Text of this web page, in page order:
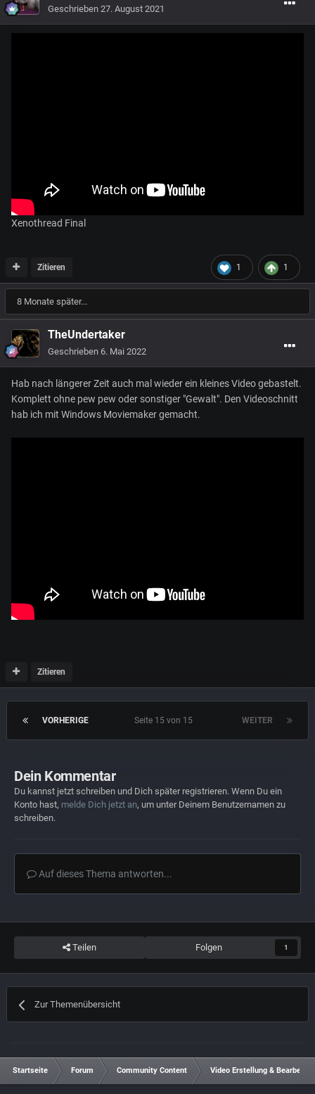
Geschrieben 27. August 2021
Xenothread Final
1 1
Zitieren
8 Monate später...
TheUndertaker
Geschrieben 6. Mai 2022
Hab nach längerer Zeit auch mal wieder ein kleines Video gebastelt.
Komplett ohne pew pew oder sonstiger "Gewalt". Den Videoschnitt
hab ich mit Windows Moviemaker gemacht.
Zitieren
VORHERIGE WEITER
Seite 15 von 15
Dein Kommentar
Du kannst jetzt schreiben und Dich später registrieren. Wenn Du ein
Konto hast, melde Dich jetzt an, um unter Deinem Benutzernamen zu
schreiben.
Auf dieses Thema antworten...
Teilen Folgen 1
Zur Themenübersicht
Startseite Forum Community Content Video Erstellung &